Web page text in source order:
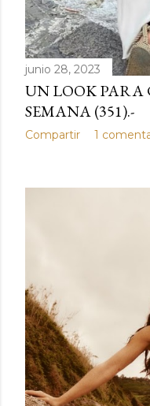
junio 28, 2023
UN LOOK PARA
SEMANA (351).-
Compartir 1